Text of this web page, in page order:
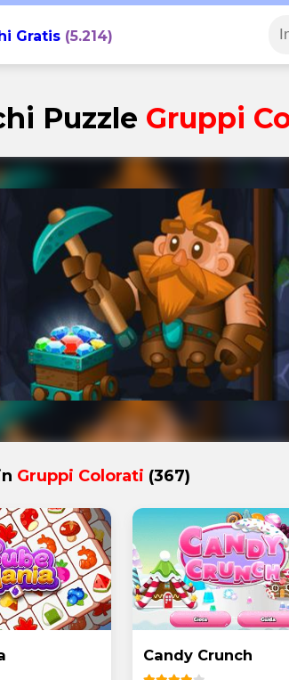
Gratis(5.214)
Puzzle Gruppi
Gruppi Colorati (367)
Candy Crunch